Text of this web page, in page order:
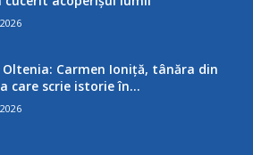
Oltenia: Carmen Ioniță, tânăra din
care scrie istorie în...